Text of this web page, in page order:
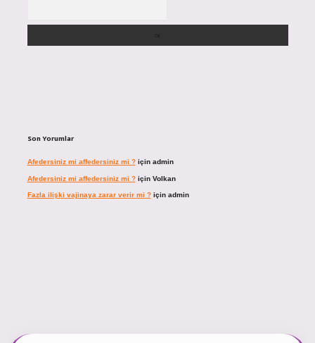
Son Yorumlar
Afedersiniz mi affedersiniz mi ?için admin
Afedersiniz mi affedersiniz mi ?için Volkan
Fazla ilişki vajinaya zarar verir mi ?için admin